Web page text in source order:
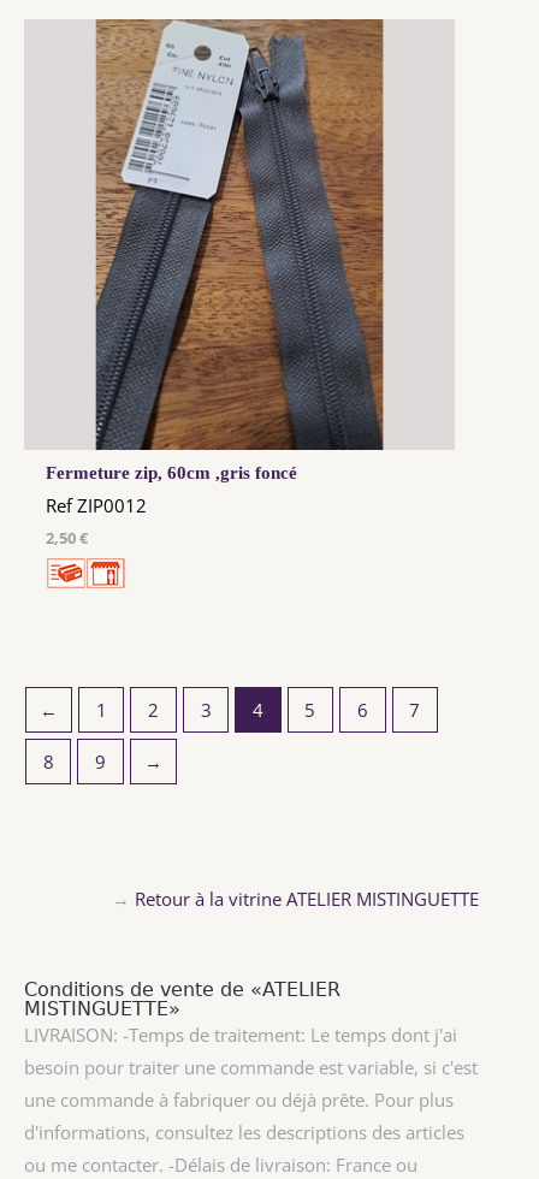
Fermeture zip, 60cm ,gris foncé
Ref ZIP0012
2,50 €
← 1 2 3 4 5 6 7
8 9 →
→ Retour à la vitrine ATELIER MISTINGUETTE
Conditions de vente de «ATELIER
MISTINGUETTE»
LIVRAISON: -Temps de traitement: Le temps dont j'ai
besoin pour traiter une commande est variable, si c'est
une commande à fabriquer ou déjà prête. Pour plus
d'informations, consultez les descriptions des articles
ou me contacter. -Délais de livraison: France ou